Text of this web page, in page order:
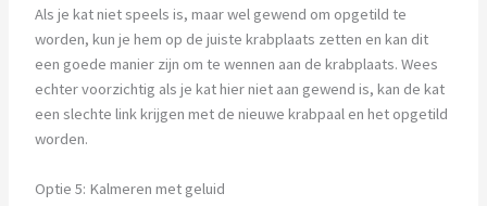
Als je kat niet speels is, maar wel gewend om opgetild te
worden, kun je hem op de juiste krabplaats zetten en kan dit
een goede manier zijn om te wennen aan de krabplaats. Wees
echter voorzichtig als je kat hier niet aan gewend is, kan de kat
een slechte link krijgen met de nieuwe krabpaal en het opgetild
worden.
Optie 5: Kalmeren met geluid